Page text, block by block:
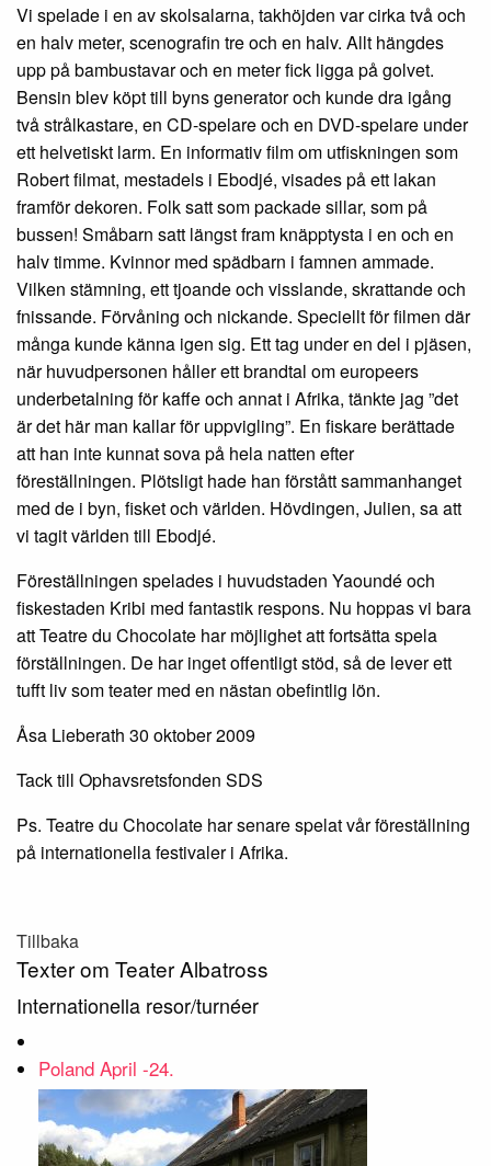
Vi spelade i en av skolsalarna, takhöjden var cirka två och
en halv meter, scenografin tre och en halv. Allt hängdes
upp på bambustavar och en meter fick ligga på golvet.
Bensin blev köpt till byns generator och kunde dra igång
två strålkastare, en CD-spelare och en DVD-spelare under
ett helvetiskt larm. En informativ film om utfiskningen som
Robert filmat, mestadels i Ebodjé, visades på ett lakan
framför dekoren. Folk satt som packade sillar, som på
bussen! Småbarn satt längst fram knäpptysta i en och en
halv timme. Kvinnor med spädbarn i famnen ammade.
Vilken stämning, ett tjoande och visslande, skrattande och
fnissande. Förvåning och nickande. Speciellt för filmen där
många kunde känna igen sig. Ett tag under en del i pjäsen,
när huvudpersonen håller ett brandtal om europeers
underbetalning för kaffe och annat i Afrika, tänkte jag ”det
är det här man kallar för uppvigling”. En fiskare berättade
att han inte kunnat sova på hela natten efter
föreställningen. Plötsligt hade han förstått sammanhanget
med de i byn, fisket och världen. Hövdingen, Julien, sa att
vi tagit världen till Ebodjé.
Föreställningen spelades i huvudstaden Yaoundé och
fiskestaden Kribi med fantastik respons. Nu hoppas vi bara
att Teatre du Chocolate har möjlighet att fortsätta spela
förställningen. De har inget offentligt stöd, så de lever ett
tufft liv som teater med en nästan obefintlig lön.
Åsa Lieberath 30 oktober 2009
Tack till Ophavsretsfonden SDS
Ps. Teatre du Chocolate har senare spelat vår föreställning
på internationella festivaler i Afrika.
Tillbaka
Texter om Teater Albatross
Internationella resor/turnéer
Poland April -24.